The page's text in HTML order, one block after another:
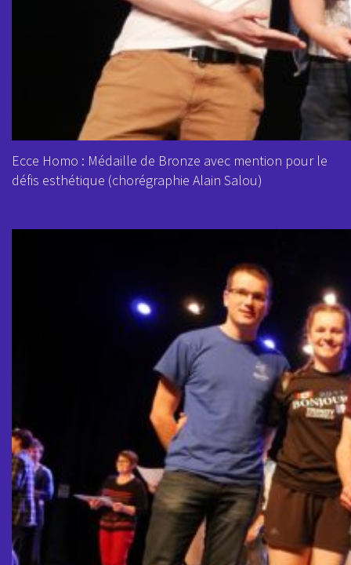
Ecce Homo : Médaille de Bronze avec mention pour le
défis esthétique (chorégraphie Alain Salou)